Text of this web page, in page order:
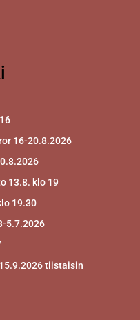
16-20.8.2026
13.8. klo 19
19.30
5.7.2026
tiistaisin